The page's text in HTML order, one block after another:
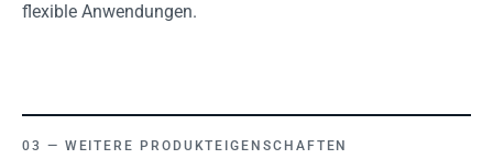
flexible Anwendungen.
WEITERE PRODUKTEIGENSCHAFTEN